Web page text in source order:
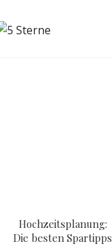
Hochzeitsplanung:
Die besten Spartipps